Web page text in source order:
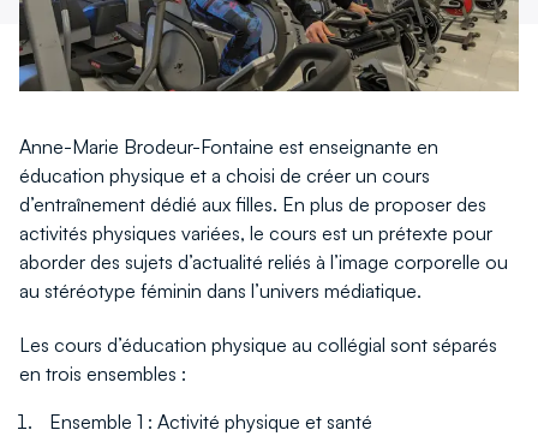
Anne-Marie Brodeur-Fontaine est enseignante en
éducation physique et a choisi de créer un cours
d’entraînement dédié aux filles. En plus de proposer des
activités physiques variées, le cours est un prétexte pour
aborder des sujets d’actualité reliés à l’image corporelle ou
au stéréotype féminin dans l’univers médiatique.
Les cours d’éducation physique au collégial sont séparés
en trois ensembles :
Ensemble 1 : Activité physique et santé